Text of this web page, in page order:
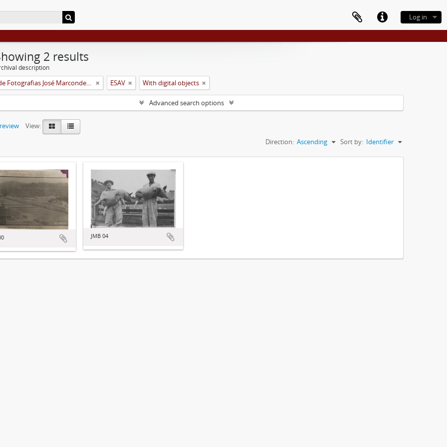
Log in
2 results
description
Coleção de Fotografias José Marcondes Borges ESAV With digital objects
Advanced search options
View:
Sort by: Identifier
Direction: Ascending
JMB 04